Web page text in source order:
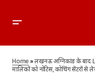
मालिकों को नोटिस,
Home»लखनऊ अग्निकांड के बाद
मालिकों को नोटिस, कोचिंग सेंटरों से